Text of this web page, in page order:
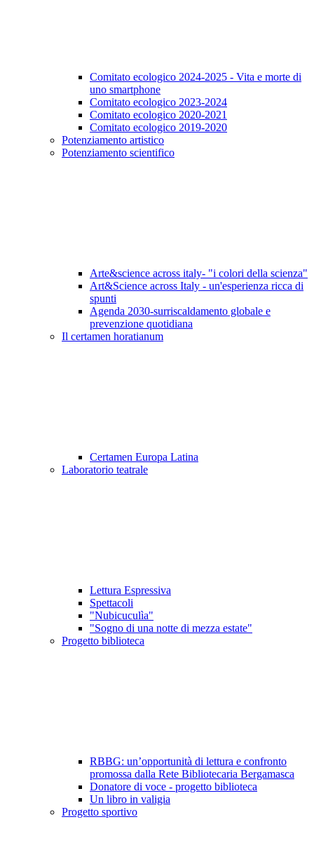
Comitato ecologico 2024-2025 - Vita e morte di
uno smartphone
Comitato ecologico 2023-2024
Comitato ecologico 2020-2021
Comitato ecologico 2019-2020
Potenziamento artistico
Potenziamento scientifico
Arte&science across italy- "i colori della scienza"
Art&Science across Italy - un'esperienza ricca di
spunti
Agenda 2030-surriscaldamento globale e
prevenzione quotidiana
Il certamen horatianum
Certamen Europa Latina
Laboratorio teatrale
Lettura Espressiva
Spettacoli
"Nubicuculìa"
"Sogno di una notte di mezza estate"
Progetto biblioteca
RBBG: un’opportunità di lettura e confronto
promossa dalla Rete Bibliotecaria Bergamasca
Donatore di voce - progetto biblioteca
Un libro in valigia
Progetto sportivo